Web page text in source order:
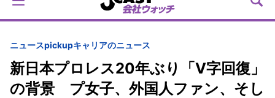
ニュースpickupキャリアのニュース
新日本プロレス20年ぶり「V字回復」
の背景 プ女子、外国人ファン、そし